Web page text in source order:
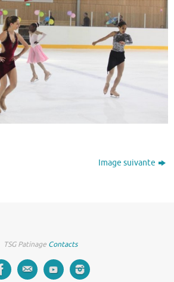
Image suivante
TSG Patinage Contacts